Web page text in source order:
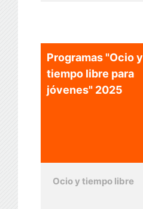
Programas "Ocio y
tiempo libre para
jóvenes" 2025
Ocio y tiempo libre